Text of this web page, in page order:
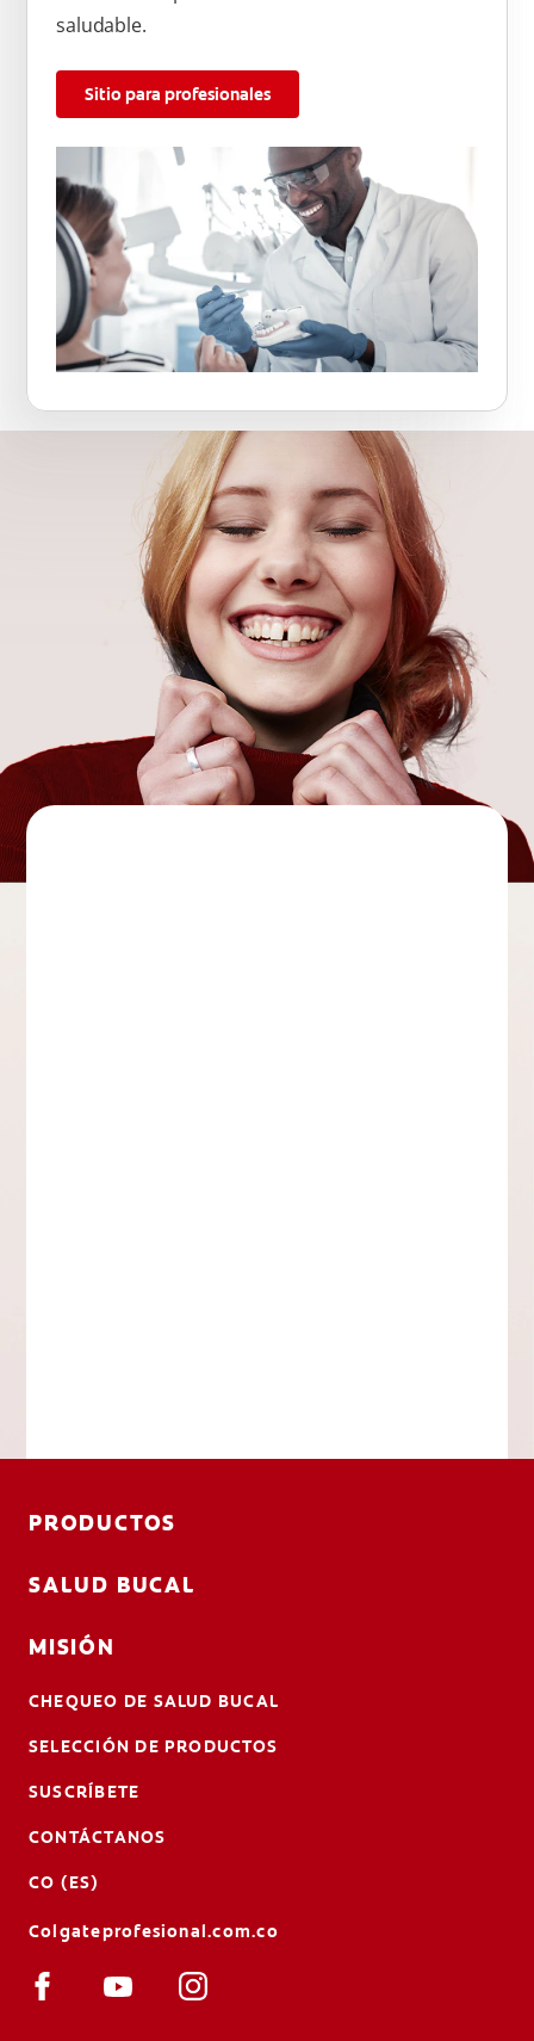
saludable.
Sitio para profesionales
PRODUCTOS
SALUD BUCAL
MISIÓN
CHEQUEO DE SALUD BUCAL
SELECCIÓN DE PRODUCTOS
SUSCRÍBETE
CONTÁCTANOS
CO (ES)
Colgateprofesional.com.co